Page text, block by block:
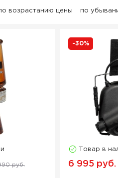
возрастанию цены по
руб.
-30%
Товар в
6 995 руб.